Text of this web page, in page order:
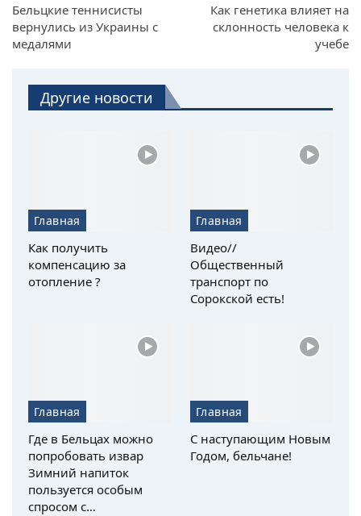
Бельцкие теннисисты
вернулись из Украины с
медалями
Как генетика влияет на
склонность человека к
учебе
Другие новости
Главная
Как получить
компенсацию за
отопление ?
Главная
Видео//
Общественный
транспорт по
Сорокской есть!
Главная
Где в Бельцах можно
попробовать извар
Зимний напиток
пользуется особым
спросом с…
Главная
С наступающим Новым
Годом, бельчане!